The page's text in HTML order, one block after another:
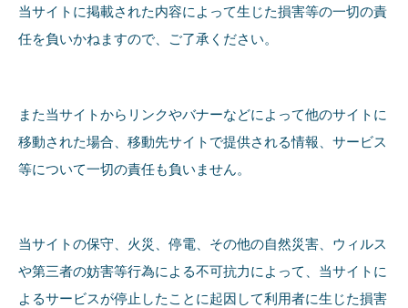
当サイトに掲載された内容によって生じた損害等の一切の責
任を負いかねますので、ご了承ください。
また当サイトからリンクやバナーなどによって他のサイトに
移動された場合、移動先サイトで提供される情報、サービス
等について一切の責任も負いません。
当サイトの保守、火災、停電、その他の自然災害、ウィルス
や第三者の妨害等行為による不可抗力によって、当サイトに
よるサービスが停止したことに起因して利用者に生じた損害